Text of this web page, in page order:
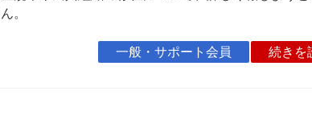
ん。
一般・サポート会員 続きを